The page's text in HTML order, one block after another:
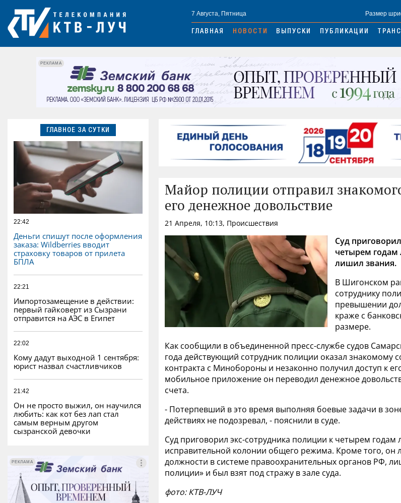
7 Августа, Пятница Размер
ГЛАВНАЯ НОВОСТИ ВЫПУСКИ ПУБЛИКАЦИИ
РЕКЛАМА
ГЛАВНОЕ ЗА СУТКИ
22:42
Деньги спишут после оформления
заказа: Wildberries вводит
страховку товаров от прилета
БПЛА
22:21
Импортозамещение в действии:
первый гайковерт из Сызрани
отправится на АЭС в Египет
22:02
Кому дадут выходной 1 сентября:
юрист назвал счастливчиков
21:42
Он не просто выжил, он научился
любить: как кот без лап стал
самым верным другом
сызранской девочки
РЕКЛАМА
РЕКЛАМА
Майор полиции отправил
его денежное довольствие
21 Апреля, 10:13, Происшествия
Суд
четырем
лишил звания.
В Шигонском
сотруднику
превышении
краже с
размере.
Как сообщили в объединенной пресс-службе судов
года действующий сотрудник полиции оказал знакомому
контракта с Минобороны и незаконно получил доступ к
мобильное приложение он переводил денежное
счета.
- Потерпевший в это время выполняя боевые задачи в
действиях не подозревал, - пояснили в суде.
Суд приговорил экс-сотрудника полиции к четырем
исправительной колонии общего режима. Кроме того, он
должности в системе правоохранительных органов РФ,
полиции» и был взят под стражу в зале суда.
фото: КТВ-ЛУЧ